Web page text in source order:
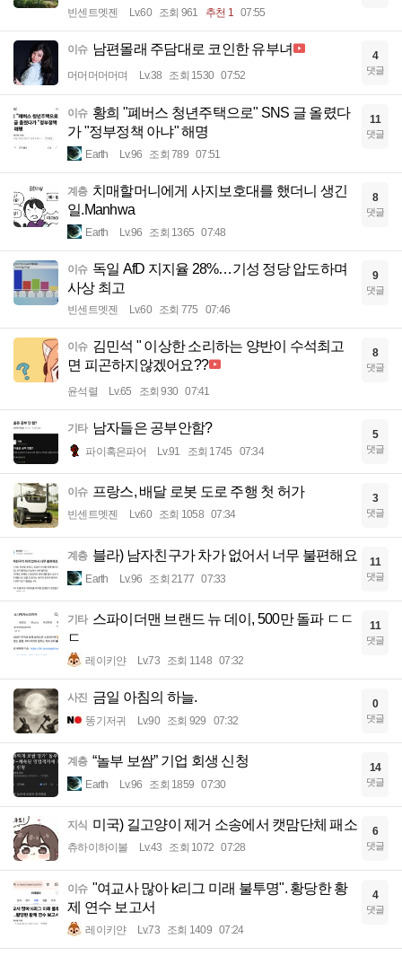
빈센트멧젠 Lv.60 조회 961 추천 1 07:55
이슈 남편몰래 주담대로 코인한 유부녀
머머머머머며 Lv.38 조회 1530 07:52
4
댓글
이슈 황희 "폐버스 청년주택으로" SNS 글 올렸다
가 "정부정책 아냐" 해명
Earth Lv.96 조회 789 07:51
11
댓글
계층 치매할머니에게 사지보호대를 했더니 생긴
일.Manhwa
Earth Lv.96 조회 1365 07:48
8
댓글
이슈 독일 AfD 지지율 28%…기성 정당 압도하며
사상 최고
빈센트멧젠 Lv.60 조회 775 07:46
9
댓글
이슈 김민석 " 이상한 소리하는 양반이 수석최고
면 피곤하지않겠어요??
윤석렬 Lv.65 조회 930 07:41
8
댓글
기타 남자들은 공부안함?
파이혹은파어 Lv.91 조회 1745 07:34
5
댓글
이슈 프랑스, 배달 로봇 도로 주행 첫 허가
빈센트멧젠 Lv.60 조회 1058 07:34
3
댓글
계층 블라) 남자친구가 차가 없어서 너무 불편해요
Earth Lv.96 조회 2177 07:33
11
댓글
기타 스파이더맨 브랜드 뉴 데이, 500만 돌파 ㄷㄷ
ㄷ
레이키얀 Lv.73 조회 1148 07:32
11
댓글
사진 금일 아침의 하늘.
똥기저귀 Lv.90 조회 929 07:32
0
댓글
계층 “놀부 보쌈” 기업 회생 신청
Earth Lv.96 조회 1859 07:30
14
댓글
지식 미국) 길고양이 제거 소송에서 캣맘단체 패소
츄하이하이볼 Lv.43 조회 1072 07:28
6
댓글
이슈 "여교사 많아 k리그 미래 불투명". 황당한 황
제 연수 보고서
레이키얀 Lv.73 조회 1409 07:24
4
댓글